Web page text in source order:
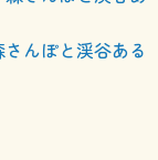
さんぽと渓谷ある